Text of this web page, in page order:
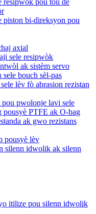
piston bi-direksyon pou
axial
sele resipwòk
ak sistèm servo
bouch sèl-pas
lèv fò abrasion rezistan
pwolonje lavi sele
pousyè PTFE ak O-bag
ak gwo rezistans
pousyè lèv
silenn idwolik ak silenn
itilize pou silenn idwolik